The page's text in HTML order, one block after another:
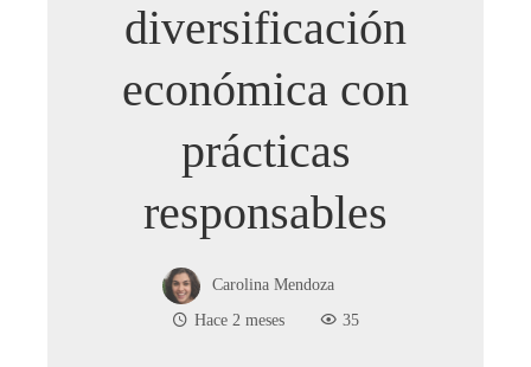
diversificación
económica con
prácticas
responsables
Carolina Mendoza
Hace 2 meses
35